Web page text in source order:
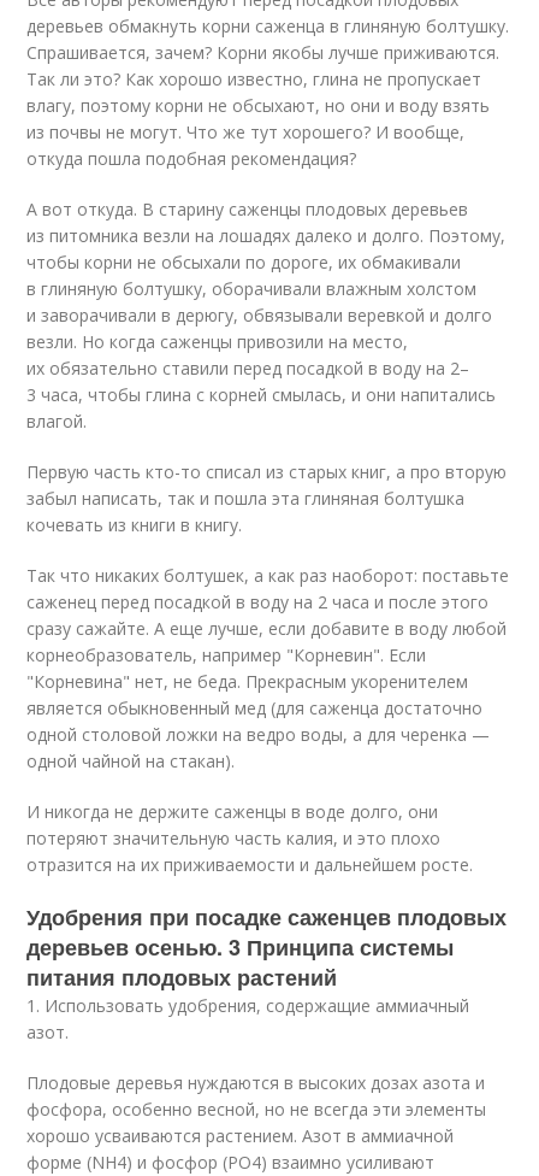
деревьев обмакнуть корни саженца в глиняную болтушку.
Спрашивается, зачем? Корни якобы лучше приживаются.
Так ли это? Как хорошо известно, глина не пропускает
влагу, поэтому корни не обсыхают, но они и воду взять
из почвы не могут. Что же тут хорошего? И вообще,
откуда пошла подобная рекомендация?
А вот откуда. В старину саженцы плодовых деревьев
из питомника везли на лошадях далеко и долго. Поэтому,
чтобы корни не обсыхали по дороге, их обмакивали
в глиняную болтушку, оборачивали влажным холстом
и заворачивали в дерюгу, обвязывали веревкой и долго
везли. Но когда саженцы привозили на место,
их обязательно ставили перед посадкой в воду на 2–
3 часа, чтобы глина с корней смылась, и они напитались
влагой.
Первую часть кто-то списал из старых книг, а про вторую
забыл написать, так и пошла эта глиняная болтушка
кочевать из книги в книгу.
Так что никаких болтушек, а как раз наоборот: поставьте
саженец перед посадкой в воду на 2 часа и после этого
сразу сажайте. А еще лучше, если добавите в воду любой
корнеобразователь, например "Корневин". Если
"Корневина" нет, не беда. Прекрасным укоренителем
является обыкновенный мед (для саженца достаточно
одной столовой ложки на ведро воды, а для черенка —
одной чайной на стакан).
И никогда не держите саженцы в воде долго, они
потеряют значительную часть калия, и это плохо
отразится на их приживаемости и дальнейшем росте.
Удобрения при посадке саженцев плодовых
деревьев осенью. 3 Принципа системы
питания плодовых растений
1. Использовать удобрения, содержащие аммиачный
азот.
Плодовые деревья нуждаются в высоких дозах азота и
фосфора, особенно весной, но не всегда эти элементы
хорошо усваиваются растением. Азот в аммиачной
форме (NH4) и фосфор (PO4) взаимно усиливают